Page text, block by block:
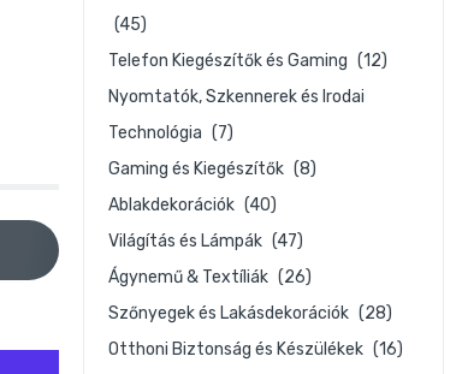
(45)
Telefon Kiegészítők és Gaming (12)
Nyomtatók, Szkennerek és Irodai
Technológia (7)
Gaming és Kiegészítők (8)
Ablakdekorációk (40)
Világítás és Lámpák (47)
Ágynemű & Textíliák (26)
Szőnyegek és Lakásdekorációk (28)
Otthoni Biztonság és Készülékek (16)